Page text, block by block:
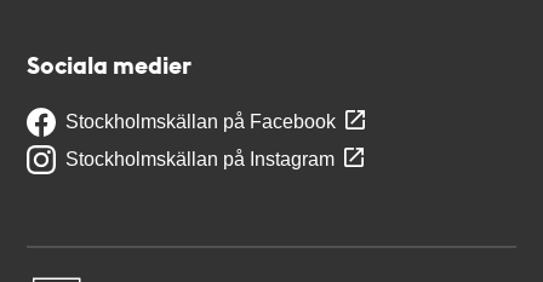
Sociala medier
Stockholmskällan på Facebook
Stockholmskällan på Instagram